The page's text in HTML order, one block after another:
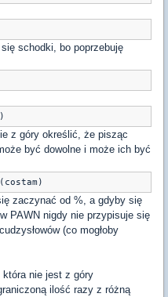
schodki, bo poprzebuję
z góry określić, że pisząc
być dowolne i może ich być
zaczynać od %, a gdyby się
PAWN nigdy nie przypisuje się
(co mogłoby
nie jest z góry
ilość razy z różną